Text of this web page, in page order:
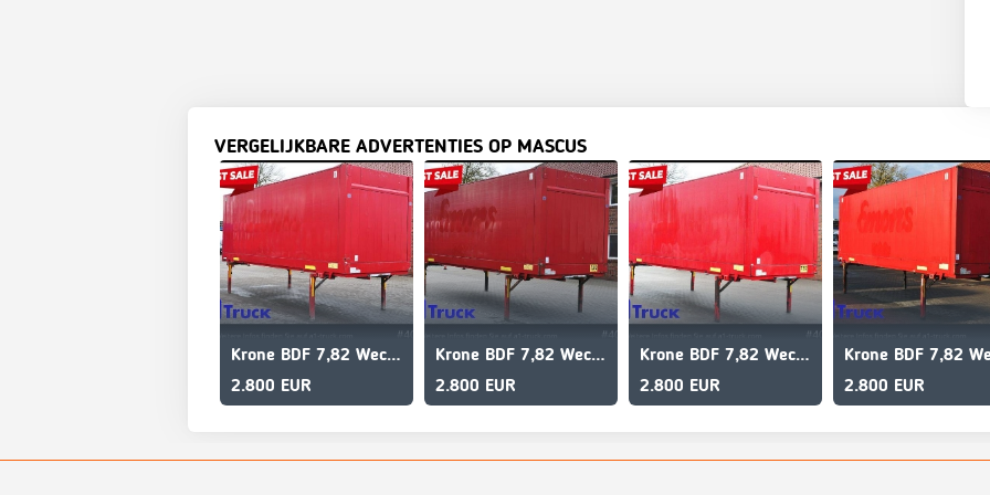
VERGELIJKBARE ADVERTENTIES OP MASCUS
Krone BDF 7,82 Wechselbrücke, 2680mm Innenhöhe.
2.800 EUR
Krone BDF 7,82 Wechselbrücke, 2680mm Innenhöhe.
2.800 EUR
Krone BDF 7,82 Wechselbrücke, 2680mm Innenhöhe.
2.800 EUR
2.800 EUR